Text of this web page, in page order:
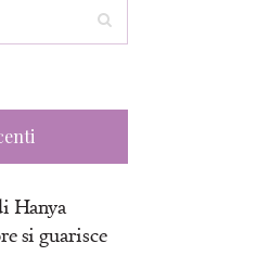
Hanya
si guarisce